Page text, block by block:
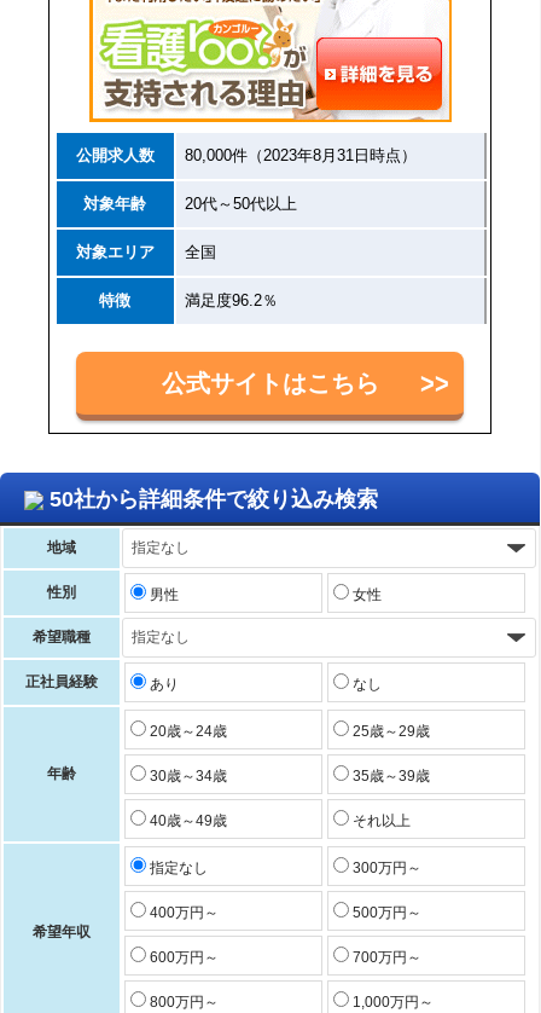
公開求人数 80,000件（2023年8月31日時点）
対象年齢 20代～50代以上
対象エリア 全国
特徴 満足度96.2％
公式サイトはこちら
50社から詳細条件で絞り込み検索
地域
性別 男性 女性
希望職種
正社員経験 あり なし
年齢
20歳～24歳 25歳～29歳
30歳～34歳 35歳～39歳
40歳～49歳 それ以上
希望年収
指定なし 300万円～
400万円～ 500万円～
600万円～ 700万円～
800万円～ 1,000万円～